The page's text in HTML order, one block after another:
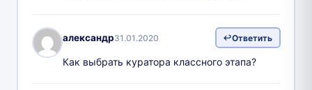
александр31.01.2020 Ответить
Как выбрать куратора классного этапа?